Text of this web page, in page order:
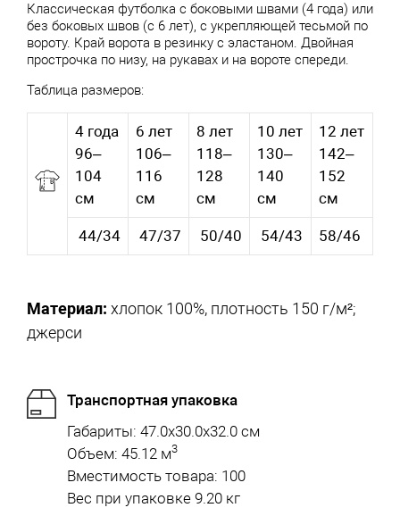
Классическая футболка с боковыми швами (4 года) или
без боковых швов (с 6 лет), с укрепляющей тесьмой по
вороту. Край ворота в резинку с эластаном. Двойная
прострочка по низу, на рукавах и на вороте спереди.
Таблица размеров:
4 года
96–
104
см
6 лет
106–
116
см
8 лет
118–
128
см
10 лет
130–
140
см
12 лет
142–
152
см
44/34 47/37 50/40 54/43 58/46
Материал: хлопок 100%, плотность 150 г/м²;
джерси
Транспортная упаковка
Габариты: 47.0x30.0x32.0 см
Объем: 45.12 м3
Вместимость товара: 100
Вес при упаковке 9.20 кг